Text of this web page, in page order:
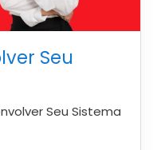
Seu
Seu Sistema